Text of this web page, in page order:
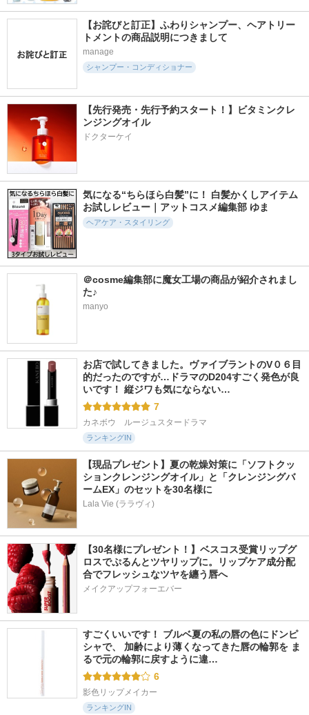
5.0
4112件
モロッカンビューテ
ト シャンプー／ヘ
アトリートメント
ボトルワークス
エッセンスインヘア
オルビス
ピンク
ReFa
5.0
1316件
モロッカンビューテ
ィ ハイドロリペア
シャンプー／ヘアト
リートメント
ボトルワークス
4.8
3165件
melt モイストシャン
プー／トリートメン
5.0
1079件
ファンゴ ヘッドク
レンズ SPA＋
プレディア
メロウシャンプー／
メロウトリートメン
ト
ー）
ディープ ヘッドク
レンズ ホワイトフ
ローラル
【お詫びと訂正】ふわりシャンプー、ヘアトリー
トメントの商品説明につきまして
manage
シャンプー・コンディショナー
【先行発売・先行予約スタート！】ビタミンクレ
ンジングオイル
ドクターケイ
気になる“ちらほら白髪”に！ 白髪かくしアイテム
お試しレビュー｜アットコスメ編集部 ゆま
ヘアケア・スタイリング
＠cosme編集部に魔女工場の商品が紹介されまし
た♪
manyo
お店で試してきました。ヴァイブラントのV０６目
的だったのですが…ドラマのD204すごく発色が良
いです！ 縦ジワも気にならない…
7
カネボウ　ルージュスタードラマ
ランキングIN
【現品プレゼント】夏の乾燥対策に「ソフトクッ
ションクレンジングオイル」と「クレンジングバ
ームEX」のセットを30名様に
Lala Vie (ララヴィ)
【30名様にプレゼント！】ベスコス受賞リップグ
ロスでぷるんとツヤリップに。リップケア成分配
合でフレッシュなツヤを纏う唇へ
メイクアップフォーエバー
すごくいいです！ ブルベ夏の私の唇の色にドンピ
シャで、 加齢により薄くなってきた唇の輪郭を ま
るで元の輪郭に戻すように違…
6
影色リップメイカー
ランキングIN